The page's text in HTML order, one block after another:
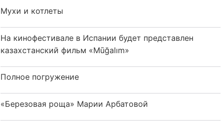
Мухи и котлеты
На кинофестивале в Испании будет представлен
казахстанский фильм «Mūğalım»
Полное погружение
«Березовая роща» Марии Арбатовой